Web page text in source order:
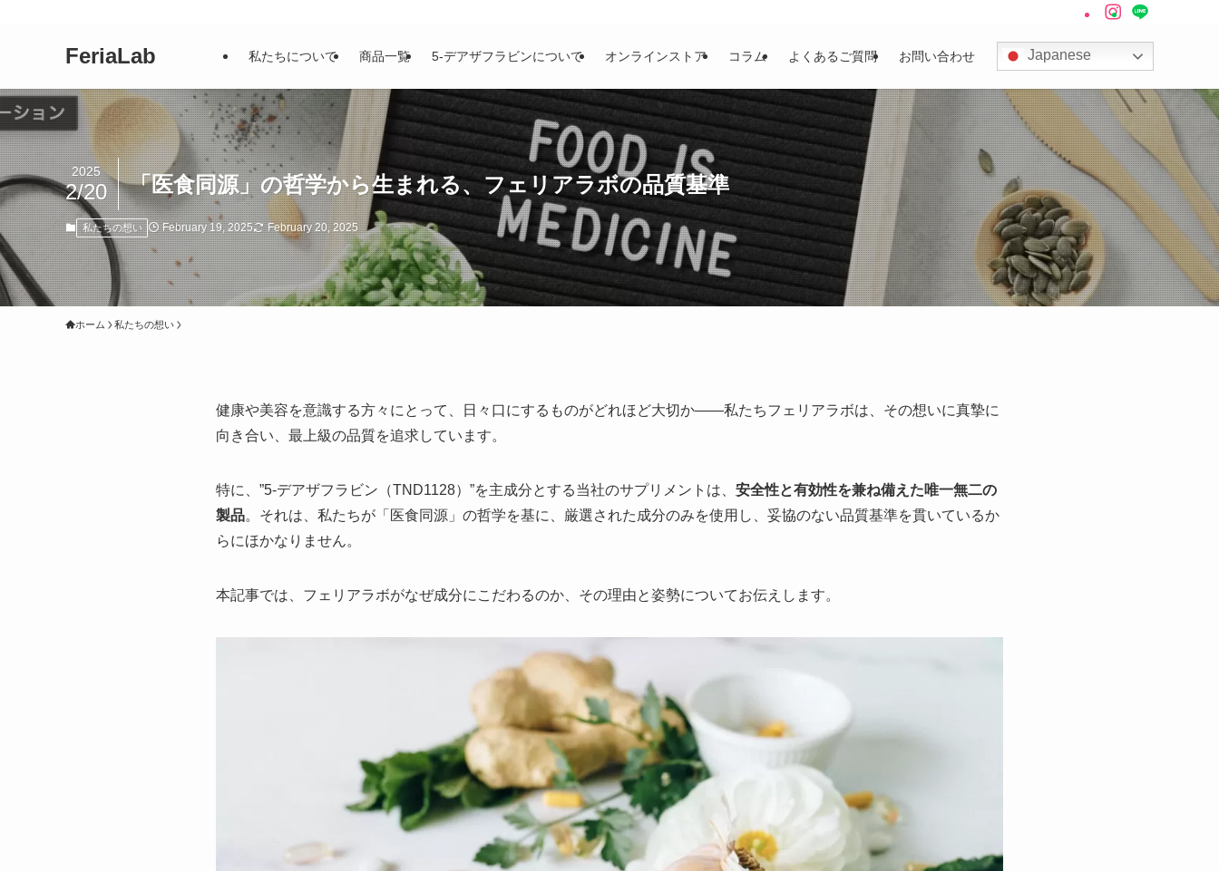
FeriaLab 私たちについて 商品一覧 5-デアザフラビンについて オンラインストア コラム よくあるご質問 お問い合わせ Japanese
「医食同源」の哲学から生まれる、フェリアラボの品質基準
2025
2/20
私たちの想い February 19, 2025 February 20, 2025
ホーム 私たちの想い
健康や美容を意識する方々にとって、日々口にするものがどれほど大切か——私たちフェリアラボは、その想いに真摯に
向き合い、最上級の品質を追求しています。
特に、”5-デアザフラビン（TND1128）”を主成分とする当社のサプリメントは、 安全性と有効性を兼ね備えた唯一無二の
製品。それは、私たちが「医食同源」の哲学を基に、厳選された成分のみを使用し、妥協のない品質基準を貫いているか
らにほかなりません。
本記事では、フェリアラボがなぜ成分にこだわるのか、その理由と姿勢についてお伝えします。